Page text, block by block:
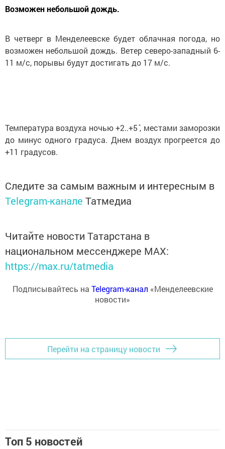
Возможен небольшой дождь.
В четверг в Менделеевске будет облачная погода, но
возможен небольшой дождь. Ветер северо-западный 6-
11 м/с, порывы будут достигать до 17 м/с.
Температура воздуха ночью +2..+5 ̊, местами заморозки
до минус одного градуса. Днем воздух прогреется до
+11 градусов.
Следите за самым важным и интересным в
Telegram-канале Татмедиа
Читайте новости Татарстана в
национальном мессенджере MАХ:
https://max.ru/tatmedia
Подписывайтесь на Telegram-канал «Менделеевские
новости»
Перейти на страницу новости
Топ 5 новостей